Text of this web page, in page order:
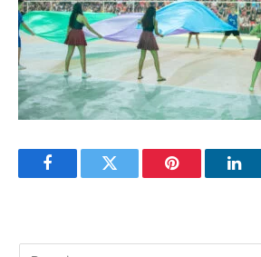
FacebookTwitter Pinterest